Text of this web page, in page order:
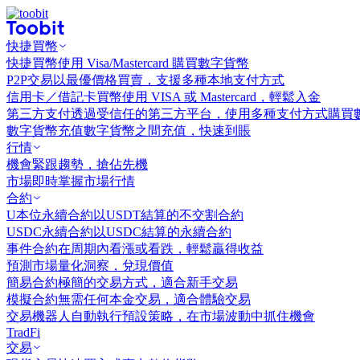
快捷買幣
快捷買幣使用 Visa/Mastercard 購買數字貨幣
P2P交易 以最優價格買賣，支援多種本地支付方式
信用卡／借記卡買幣使用 VISA 或 Mastercard，輕鬆入金
第三方支付透過受信任的第三方平台，使用多種支付方式購買
數字貨幣充值數字貨幣之間充值，快速到賬
行情
機會緊跟趨勢，搶佔先機
市場即時掌握市場行情
合約
U本位永續合約 以USDT結算的不交割合約
USDC永續合約 以USDC結算的永續合約
事件合約在周期內看漲或看跌，輕鬆贏得收益
預測市場量化洞察，兌現價值
簡易合約極簡的交易方式，適合新手交易
模擬合約無需任何本金交易，適合體驗交易
交易機器人 自動執行預設策略，在市場波動中抓住機會
TradFi
交易